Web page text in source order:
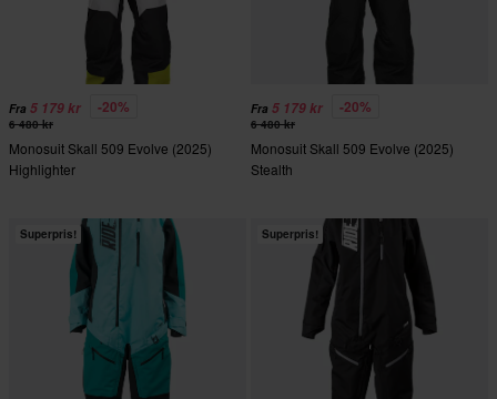
Fra 5 179 kr -20%
6 480 kr
Monosuit Skall 509 Evolve (2025)
Highlighter
Fra 5 179 kr -20%
6 480 kr
Monosuit Skall 509 Evolve (2025)
Stealth
Superpris! Superpris!